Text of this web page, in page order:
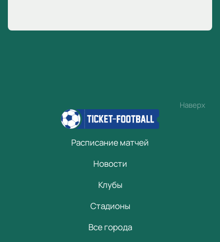
Наверх
Расписание матчей
Новости
Клубы
Стадионы
Все города